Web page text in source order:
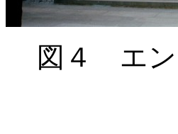
図４ エン